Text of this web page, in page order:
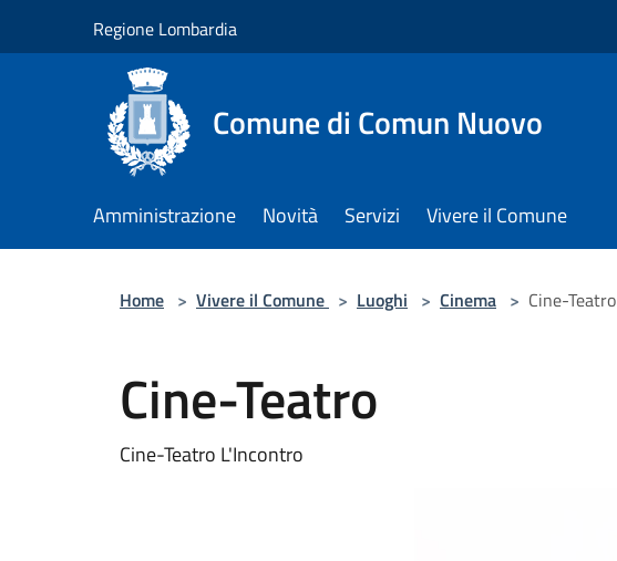
Regione Lombardia
Comune di Comun Nuovo
Amministrazione Novità Servizi Vivere il Comune
Home > Vivere il Comune > Luoghi > Cinema > Cine-Teatro
Cine-Teatro
Cine-Teatro L'Incontro